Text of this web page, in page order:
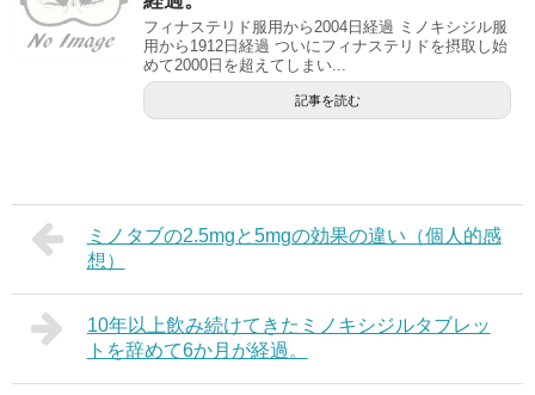
フィナステリド服用から2004日経過 ミノキシジル服
用から1912日経過 ついにフィナステリドを摂取し始
めて2000日を超えてしまい...
記事を読む
ミノタブの2.5mgと5mgの効果の違い（個人的感
想）
10年以上飲み続けてきたミノキシジルタブレッ
トを辞めて6か月が経過。